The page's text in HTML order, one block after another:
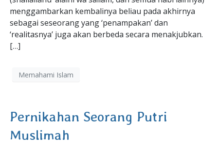
menggambarkan kembalinya beliau pada akhirnya
sebagai seseorang yang ‘penampakan’ dan
‘realitasnya’ juga akan berbeda secara menakjubkan.
[…]
Memahami Islam
Pernikahan Seorang Putri
Muslimah